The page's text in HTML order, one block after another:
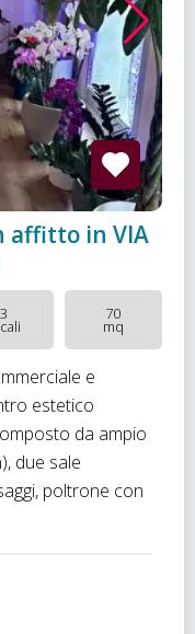
affitto in VIA
3 70
mq
e
estetico
da ampio
due sale
poltrone con